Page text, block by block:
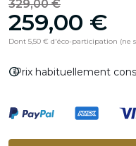
329,00 €
259,00 €
Dont 5,50 € d'éco-participation (ne
infoPrix habituellement